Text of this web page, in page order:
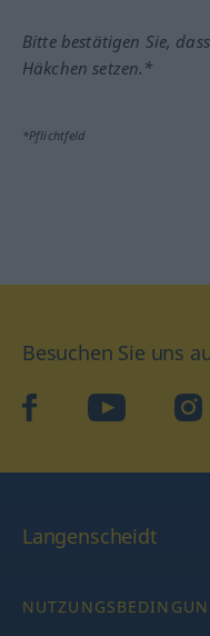
Bitte bestätigen Sie,
Häkchen setzen.*
*Pflichtfeld
Besuchen Sie uns
facebookYouTube
Langenscheidt